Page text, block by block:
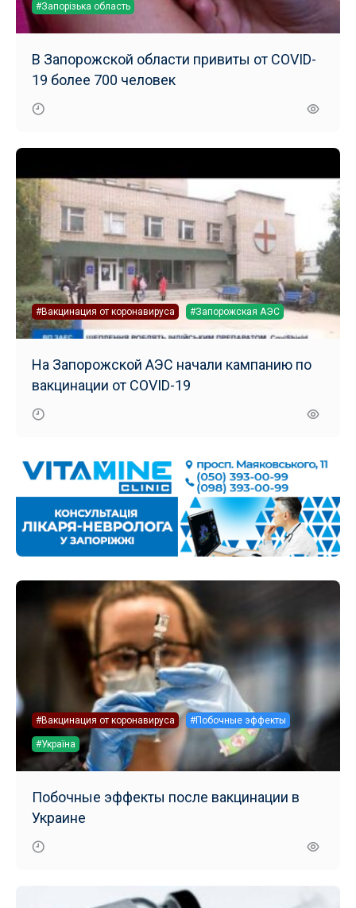
#Запорізька область
В Запорожской области привиты от COVID-
19 более 700 человек
#Вакцинация от коронавируса #Запорожская АЭС
На Запорожской АЭС начали кампанию по
вакцинации от COVID-19
#Вакцинация от коронавируса #Побочные эффекты
#Україна
Побочные эффекты после вакцинации в
Украине